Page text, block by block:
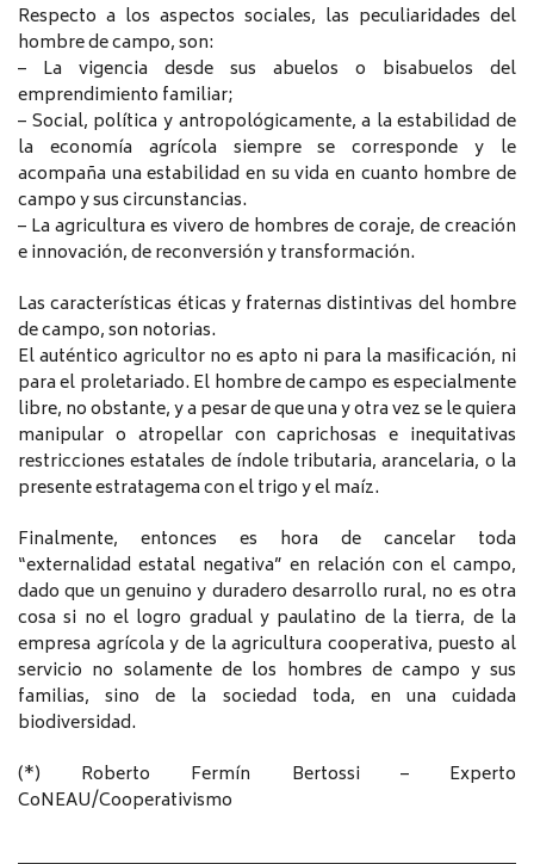
Respecto a los aspectos sociales, las peculiaridades del
hombre de campo, son:
– La vigencia desde sus abuelos o bisabuelos del
emprendimiento familiar;
– Social, política y antropológicamente, a la estabilidad de
la economía agrícola siempre se corresponde y le
acompaña una estabilidad en su vida en cuanto hombre de
campo y sus circunstancias.
– La agricultura es vivero de hombres de coraje, de creación
e innovación, de reconversión y transformación.
Las características éticas y fraternas distintivas del hombre
de campo, son notorias.
El auténtico agricultor no es apto ni para la masificación, ni
para el proletariado. El hombre de campo es especialmente
libre, no obstante, y a pesar de que una y otra vez se le quiera
manipular o atropellar con caprichosas e inequitativas
restricciones estatales de índole tributaria, arancelaria, o la
presente estratagema con el trigo y el maíz.
Finalmente, entonces es hora de cancelar toda
“externalidad estatal negativa” en relación con el campo,
dado que un genuino y duradero desarrollo rural, no es otra
cosa si no el logro gradual y paulatino de la tierra, de la
empresa agrícola y de la agricultura cooperativa, puesto al
servicio no solamente de los hombres de campo y sus
familias, sino de la sociedad toda, en una cuidada
biodiversidad.
(*) Roberto Fermín Bertossi – Experto
CoNEAU/Cooperativismo